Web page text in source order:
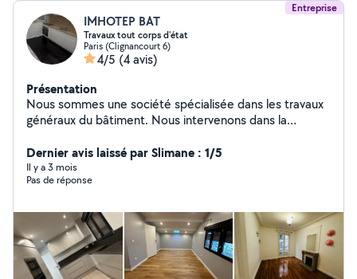
Entreprise
IMHOTEP BAT
Travaux tout corps d'état
Paris (Clignancourt 6)
4/5 (4 avis)
Présentation
Nous sommes une société spécialisée dans les travaux
généraux du bâtiment. Nous intervenons dans la
et extérieur. Notre équipe qualifiée garantit un travail
soigné, dans le respect des délais et des normes. Nous
accompagnons nos clients de l'étude du projet jusqu'à la
satisfaction client et la fiabilité de nos prestations. Nous
proposons des solutions adaptées à tous types de
projets, pour particuliers et professionnels.
Dernier avis laissé par Slimane : 1/5
Il y a 3 mois
Pas de réponse